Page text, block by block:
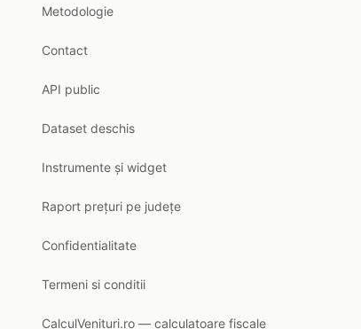
Metodologie
Contact
API public
Dataset deschis
Instrumente și widget
Raport prețuri pe județe
Confidentialitate
Termeni si conditii
CalculVenituri.ro — calculatoare fiscale